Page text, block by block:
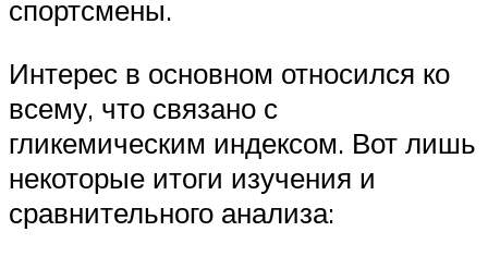
спортсмены.
Интерес в основном относился ко
всему, что связано с
гликемическим индексом. Вот лишь
некоторые итоги изучения и
сравнительного анализа: